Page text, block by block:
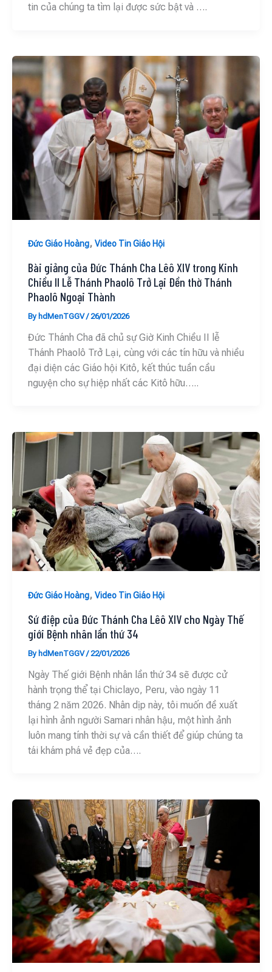
tin của chúng ta tìm lại được sức bật và ….
Đức Giáo Hoàng, Video Tin Giáo Hội
Bài giảng của Đức Thánh Cha Lêô XIV trong Kinh
Chiều II Lễ Thánh Phaolô Trở Lại Đền thờ Thánh
Phaolô Ngoại Thành
By hdMenTGGV/26/01/2026
Đức Thánh Cha đã chủ sự Giờ Kinh Chiều II lễ
Thánh Phaolô Trở Lại, cùng với các tín hữu và nhiều
đại diện các Giáo hội Kitô, kết thúc tuần cầu
nguyện cho sự hiệp nhất các Kitô hữu…..
Đức Giáo Hoàng, Video Tin Giáo Hội
Sứ điệp của Đức Thánh Cha Lêô XIV cho Ngày Thế
giới Bệnh nhân lần thứ 34
By hdMenTGGV/22/01/2026
Ngày Thế giới Bệnh nhân lần thứ 34 sẽ được cử
hành trọng thể tại Chiclayo, Peru, vào ngày 11
tháng 2 năm 2026. Nhân dịp này, tôi muốn đề xuất
lại hình ảnh người Samari nhân hậu, một hình ảnh
luôn mang tính thời sự và cần thiết để giúp chúng ta
tái khám phá vẻ đẹp của….